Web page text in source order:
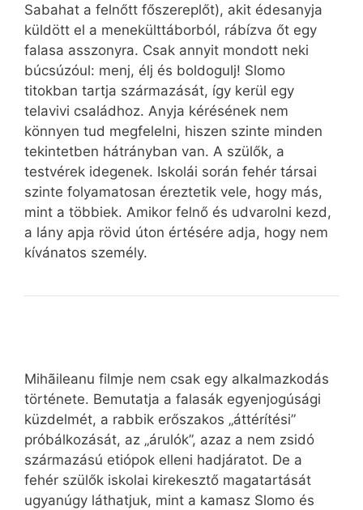
Sabahat a felnőtt főszereplőt), akit édesanyja
küldött el a menekülttáborból, rábízva őt egy
falasa asszonyra. Csak annyit mondott neki
búcsúzóul: menj, élj és boldogulj! Slomo
titokban tartja származását, így kerül egy
telavivi családhoz. Anyja kérésének nem
könnyen tud megfelelni, hiszen szinte minden
tekintetben hátrányban van. A szülők, a
testvérek idegenek. Iskolái során fehér társai
szinte folyamatosan éreztetik vele, hogy más,
mint a többiek. Amikor felnő és udvarolni kezd,
a lány apja rövid úton értésére adja, hogy nem
kívánatos személy.
Mihãileanu filmje nem csak egy alkalmazkodás
története. Bemutatja a falasák egyenjogúsági
küzdelmét, a rabbik erőszakos „áttérítési”
próbálkozását, az „árulók”, azaz a nem zsidó
származású etiópok elleni hadjáratot. De a
fehér szülők iskolai kirekesztő magatartását
ugyanúgy láthatjuk, mint a kamasz Slomo és